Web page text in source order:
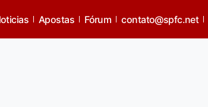
Apostas Fórum contato@spfc.net